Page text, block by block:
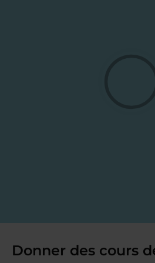
Donner des cours